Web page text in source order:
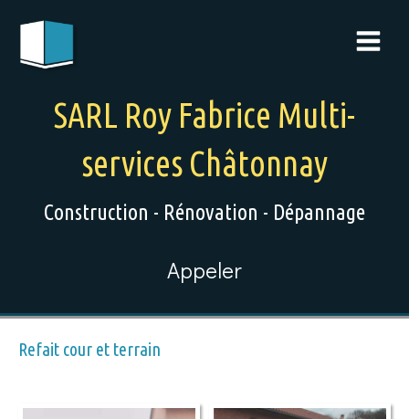
SARL Roy Fabrice Multi-
services Châtonnay
Construction - Rénovation - Dépannage
Appeler
Refait cour et terrain